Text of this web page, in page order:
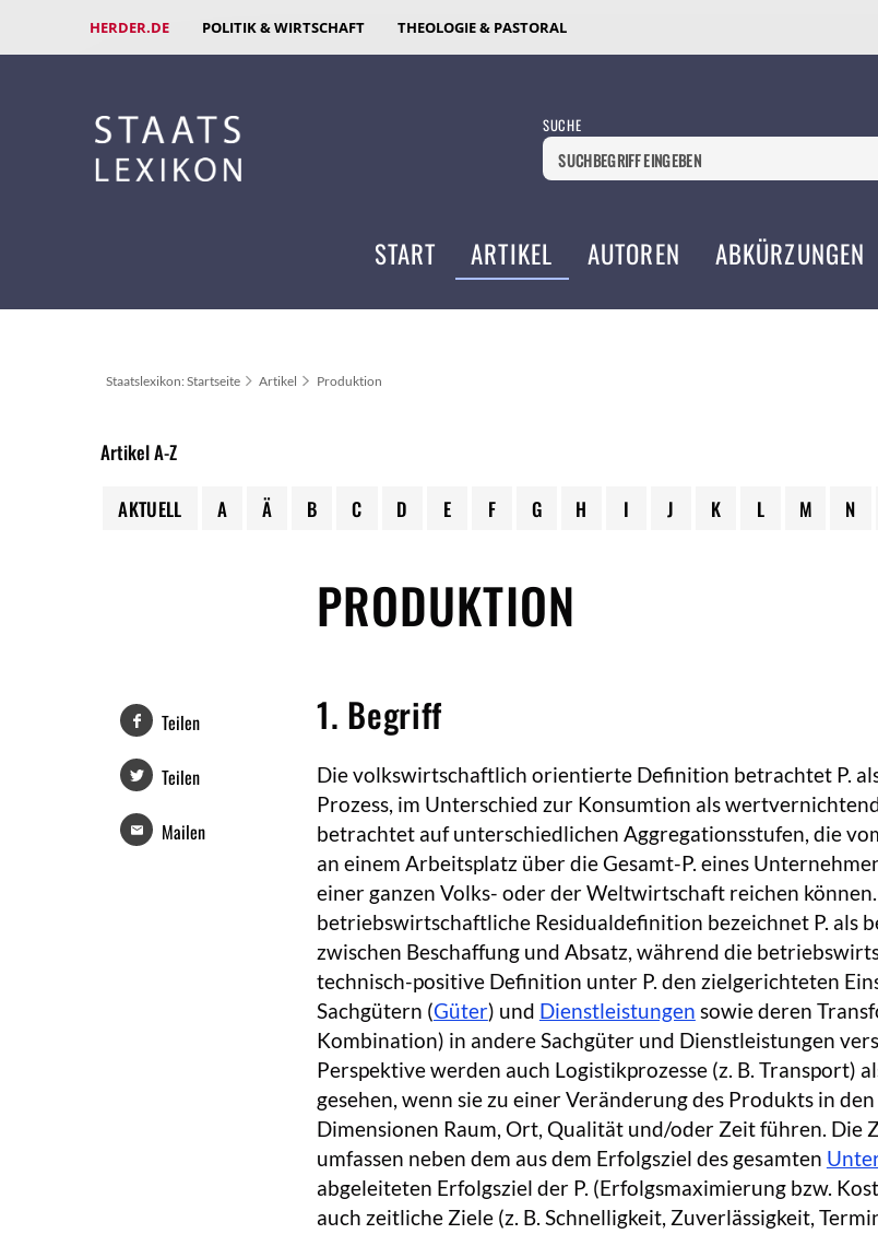
HERDER.DE POLITIK & WIRTSCHAFT THEOLOGIE & PASTORAL
SUCHE
START ARTIKEL AUTOREN ABKÜRZUNGEN
Staatslexikon: Startseite Artikel Produktion
Artikel A-Z
AKTUELL A Ä B C D E F G H I J K L M N
PRODUKTION
1. Begriff
Die volkswirtschaftlich orientierte Definition betrachtet P.
Prozess, im Unterschied zur Konsumtion als
betrachtet auf unterschiedlichen Aggregationsstufen, die
an einem Arbeitsplatz über die Gesamt-P. eines
einer ganzen Volks- oder der Weltwirtschaft reichen
betriebswirtschaftliche Residualdefinition bezeichnet P. als
zwischen Beschaffung und Absatz, während die
technisch-positive Definition unter P. den zielgerichteten
Sachgütern (Güter) und Dienstleistungen sowie deren
Kombination) in andere Sachgüter und Dienstleistungen
Perspektive werden auch Logistikprozesse (z. B. Transport)
gesehen, wenn sie zu einer Veränderung des Produkts in
Dimensionen Raum, Ort, Qualität und/oder Zeit führen. Die
umfassen neben dem aus dem Erfolgsziel des gesamten
abgeleiteten Erfolgsziel der P. (Erfolgsmaximierung bzw.
auch zeitliche Ziele (z. B. Schnelligkeit, Zuverlässigkeit,
Teilen
Teilen
Mailen